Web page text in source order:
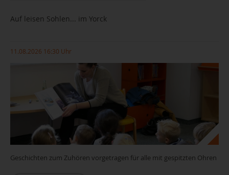
Auf leisen Sohlen... im Yorck
11.08.2026 16:30 Uhr
Geschichten zum Zuhören vorgetragen für alle mit gespitzten Ohren